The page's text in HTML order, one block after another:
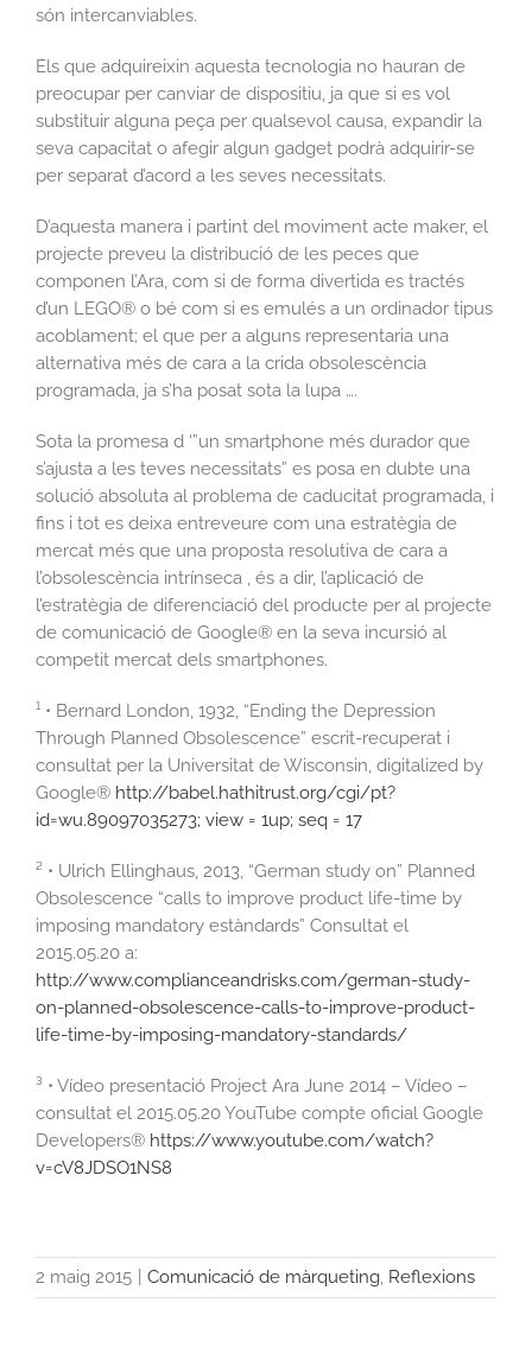
són intercanviables.
Els que adquireixin aquesta tecnologia no hauran de
preocupar per canviar de dispositiu, ja que si es vol
substituir alguna peça per qualsevol causa, expandir la
seva capacitat o afegir algun gadget podrà adquirir-se
per separat d’acord a les seves necessitats.
D’aquesta manera i partint del moviment acte maker, el
projecte preveu la distribució de les peces que
componen l’Ara, com si de forma divertida es tractés
d’un LEGO® o bé com si es emulés a un ordinador tipus
acoblament; el que per a alguns representaria una
alternativa més de cara a la crida obsolescència
programada, ja s’ha posat sota la lupa ….
Sota la promesa d ‘”un smartphone més durador que
s’ajusta a les teves necessitats” es posa en dubte una
solució absoluta al problema de caducitat programada, i
fins i tot es deixa entreveure com una estratègia de
mercat més que una proposta resolutiva de cara a
l’obsolescència intrínseca , és a dir, l’aplicació de
l’estratègia de diferenciació del producte per al projecte
de comunicació de Google® en la seva incursió al
competit mercat dels smartphones.
¹ • Bernard London, 1932, “Ending the Depression
Through Planned Obsolescence” escrit-recuperat i
consultat per la Universitat de Wisconsin, digitalized by
Google® http://babel.hathitrust.org/cgi/pt?
id=wu.89097035273; view = 1up; seq = 17
² • Ulrich Ellinghaus, 2013, “German study on” Planned
Obsolescence “calls to improve product life-time by
imposing mandatory estàndards” Consultat el
2015.05.20 a:
http://www.complianceandrisks.com/german-study-
on-planned-obsolescence-calls-to-improve-product-
life-time-by-imposing-mandatory-standards/
³ • Vídeo presentació Project Ara June 2014 – Vídeo –
consultat el 2015.05.20 YouTube compte oficial Google
Developers® https://www.youtube.com/watch?
v=cV8JDSO1NS8
2 maig 2015 Comunicació de màrqueting, Reflexions